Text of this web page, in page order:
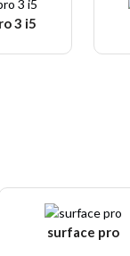
3 i5
surface pro